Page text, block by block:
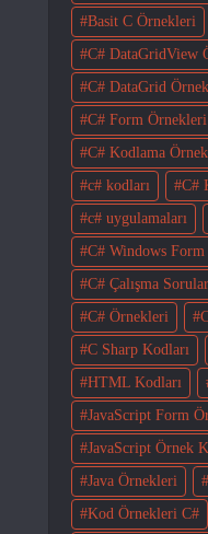
Basit C Örnekleri
C# DataGridView
C# DataGrid
C# Form Örnekleri
C# Kodlama
c# kodları
C#
c# uygulamaları
C# Windows
C# Çalışma
C# Örnekleri
C Sharp Kodları
HTML Kodları
JavaScript Form
JavaScript Örnek
Java Örnekleri
Kod Örnekleri C#